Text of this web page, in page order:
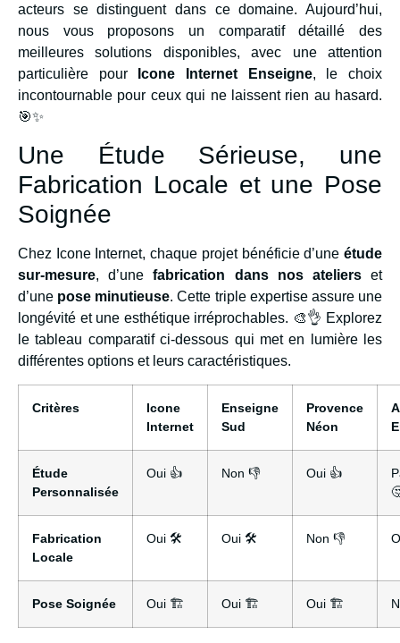
acteurs se distinguent dans ce domaine. Aujourd’hui,
nous vous proposons un comparatif détaillé des
meilleures solutions disponibles, avec une attention
particulière pour
Icone Internet Enseigne, le choix
incontournable pour ceux qui ne laissent rien au hasard.
🎯✨
Une Étude Sérieuse, une
Fabrication Locale et une Pose
Soignée
Chez Icone Internet, chaque projet bénéficie d’une étude
sur-mesure, d’unefabrication dans nos atelierset
d’une pose minutieuse. Cette triple expertise assure une
longévité et une esthétique irréprochables. 🎨👌 Explorez
le tableau comparatif ci-dessous qui met en lumière les
différentes options et leurs caractéristiques.
Critères
Icone
Internet
Enseigne
Sud
Provence
Néon
Étude
Personnalisée
Oui 👍 Non 👎 Oui 👍
Fabrication
Locale
Oui 🛠️ Oui 🛠️ Non 👎
Pose Soignée Oui 🏗️ Oui 🏗️ Oui 🏗️